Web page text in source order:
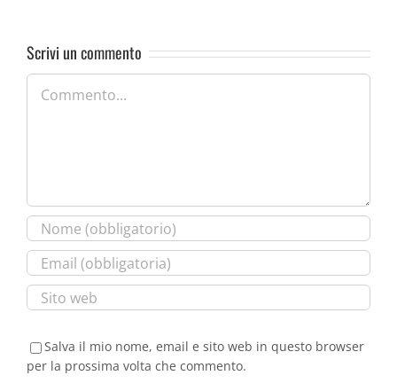
Scrivi un commento
Commento
Salva il mio nome, email e sito web in questo browser
per la prossima volta che commento.